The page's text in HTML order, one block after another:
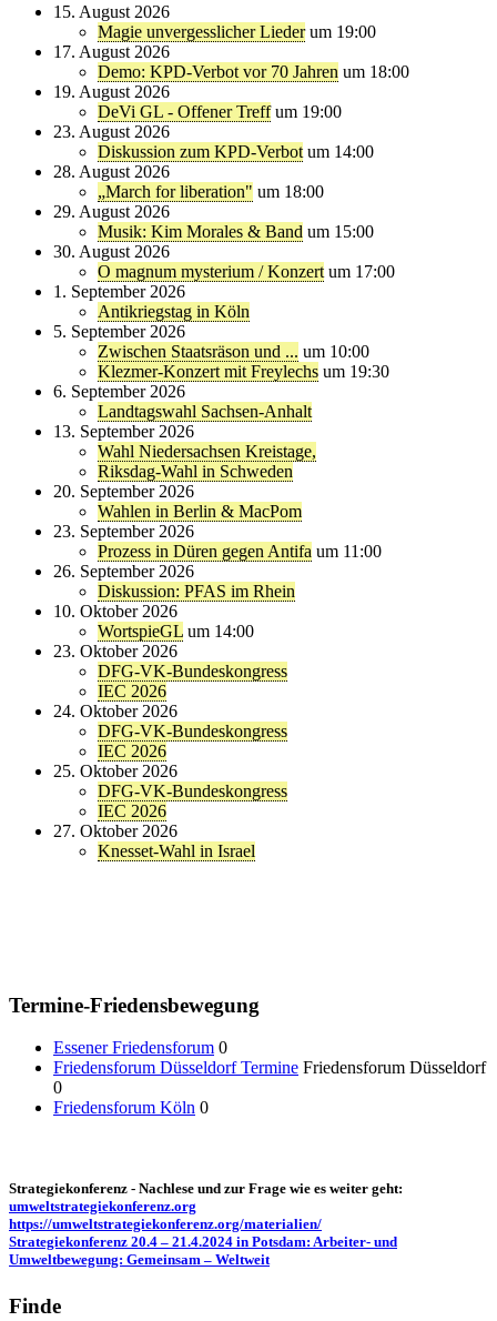
15. August 2026
Magie unvergesslicher Lieder um 19:00
17. August 2026
Demo: KPD-Verbot vor 70 Jahren um 18:00
19. August 2026
DeVi GL - Offener Treff um 19:00
23. August 2026
Diskussion zum KPD-Verbot um 14:00
28. August 2026
„March for liberation" um 18:00
29. August 2026
Musik: Kim Morales & Band um 15:00
30. August 2026
O magnum mysterium / Konzert um 17:00
1. September 2026
Antikriegstag in Köln
5. September 2026
Zwischen Staatsräson und ... um 10:00
Klezmer-Konzert mit Freylechs um 19:30
6. September 2026
Landtagswahl Sachsen-Anhalt
13. September 2026
Wahl Niedersachsen Kreistage,
Riksdag-Wahl in Schweden
20. September 2026
Wahlen in Berlin & MacPom
23. September 2026
Prozess in Düren gegen Antifa um 11:00
26. September 2026
Diskussion: PFAS im Rhein
10. Oktober 2026
WortspieGL um 14:00
23. Oktober 2026
DFG-VK-Bundeskongress
IEC 2026
24. Oktober 2026
DFG-VK-Bundeskongress
IEC 2026
25. Oktober 2026
DFG-VK-Bundeskongress
IEC 2026
27. Oktober 2026
Knesset-Wahl in Israel
Termine-Friedensbewegung
Essener Friedensforum 0
Friedensforum Düsseldorf Termine Friedensforum Düsseldorf
0
Friedensforum Köln 0
Strategiekonferenz - Nachlese und zur Frage wie es weiter geht:
umweltstrategiekonferenz.org
https://umweltstrategiekonferenz.org/materialien/
Strategiekonferenz 20.4 – 21.4.2024 in Potsdam: Arbeiter- und
Umweltbewegung: Gemeinsam – Weltweit
Finde